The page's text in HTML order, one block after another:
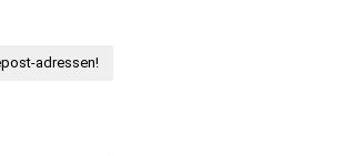
adressen!